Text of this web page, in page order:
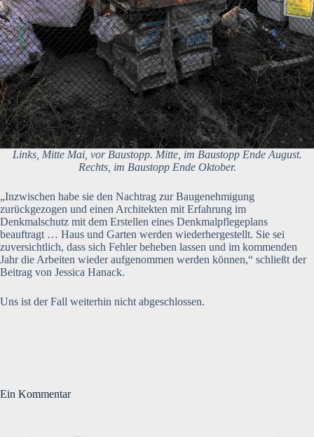
Links, Mitte Mai, vor Baustopp. Mitte, im Baustopp Ende August.
Rechts, im Baustopp Ende Oktober.
„Inzwischen habe sie den Nachtrag zur Baugenehmigung
zurückgezogen und einen Architekten mit Erfahrung im
Denkmalschutz mit dem Erstellen eines Denkmalpflegeplans
beauftragt … Haus und Garten werden wiederhergestellt. Sie sei
zuversichtlich, dass sich Fehler beheben lassen und im kommenden
Jahr die Arbeiten wieder aufgenommen werden können,“ schließt der
Beitrag von Jessica Hanack.
Uns ist der Fall weiterhin nicht abgeschlossen.
Ein Kommentar